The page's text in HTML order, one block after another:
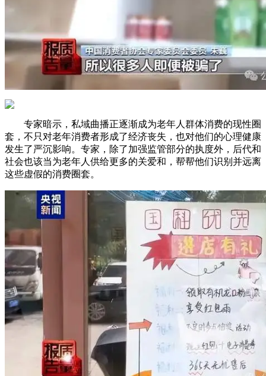
专家暗示，私域曲播正逐渐成为老年人群体消费的现性圈
套，不只对老年消费者形成了经济丧失，也对他们的心理健康
发生了严沉影响。专家，除了加强监管部分的执度外，后代和
社会也该当为老年人供给更多的关爱和，帮帮他们识别并远离
这些虚假的消费圈套。